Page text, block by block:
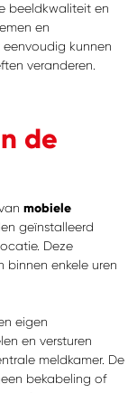
beeldkwaliteit en
en
kunnen
veranderen.
de
mobiele
geïnstalleerd
Deze
binnen enkele uren
eigen
en versturen
meldkamer. De
bekabeling of